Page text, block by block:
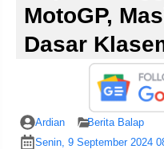
MotoGP,
Dasar
Ardian
Berita Balap
Senin, 9 September 2024